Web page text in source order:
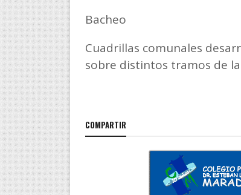
Bacheo
Cuadrillas comunales
sobre distintos tramos de
COMPARTIR